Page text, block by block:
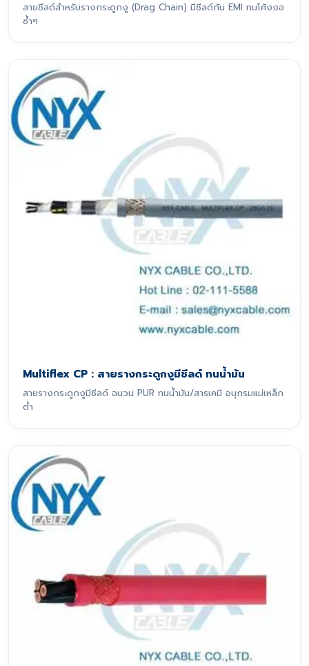
สายชีลด์สำหรับรางกระดูกงู (Drag Chain) มีชีลด์กัน EMI ทนโค้งงอ
ซ้ำๆ
Multiflex CP : สายรางกระดูกงูมีชีลด์ ทนน้ำมัน
สายรางกระดูกงูมีชีลด์ ฉนวน PUR ทนน้ำมัน/สารเคมี อนุกรมแม่เหล็ก
ต่ำ